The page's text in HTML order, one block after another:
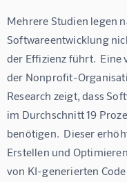
Mehrere Studien legen
Softwareentwicklung
der Effizienz führt.
der Nonprofit-
Research zeigt, dass
im Durchschnitt 19
benötigen.  Dieser
Erstellen und
von KI-generierten